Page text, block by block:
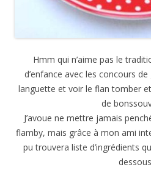
Hmm qui n’aime pas le
d’enfance avec les concours
languette et voir le flan tomber
de
J’avoue ne mettre jamais
flamby, mais grâce à mon ami
pu trouvera liste d’ingrédients